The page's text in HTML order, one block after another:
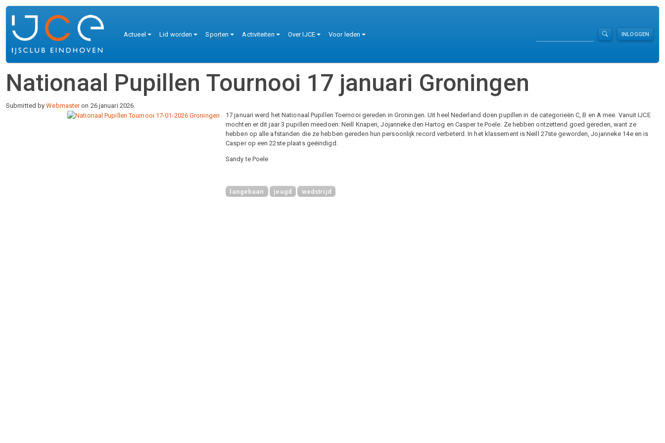
Overslaan en naar de inhoud gaan
Hoofdnavigatie
Actueel Lid worden Sporten Activiteiten Over IJCE Voor leden INLOGGEN
Nationaal Pupillen Tournooi 17 januari Groningen
Submitted byWebmasteron 26 januari 2026.
17 januari werd het Nationaal Pupillen Toernooi gereden in Groningen. Uit heel Nederland doen pupillen in de categorieën C, B en A mee. Vanuit IJCE
mochten er dit jaar 3 pupillen meedoen: Neill Knapen, Jojanneke den Hartog en Casper te Poele. Ze hebben ontzettend goed gereden, want ze
hebben op alle afstanden die ze hebben gereden hun persoonlijk record verbeterd. In het klassement is Neill 27ste geworden, Jojanneke 14e en is
Casper op een 22ste plaats geëindigd.
Sandy te Poele
langebaan jeugd wedstrijd